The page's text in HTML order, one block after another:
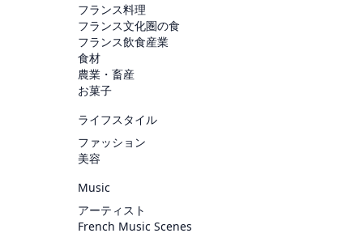
フランス料理
フランス文化圏の食
フランス飲食産業
食材
農業・畜産
お菓子
ライフスタイル
ファッション
美容
Music
アーティスト
French Music Scenes